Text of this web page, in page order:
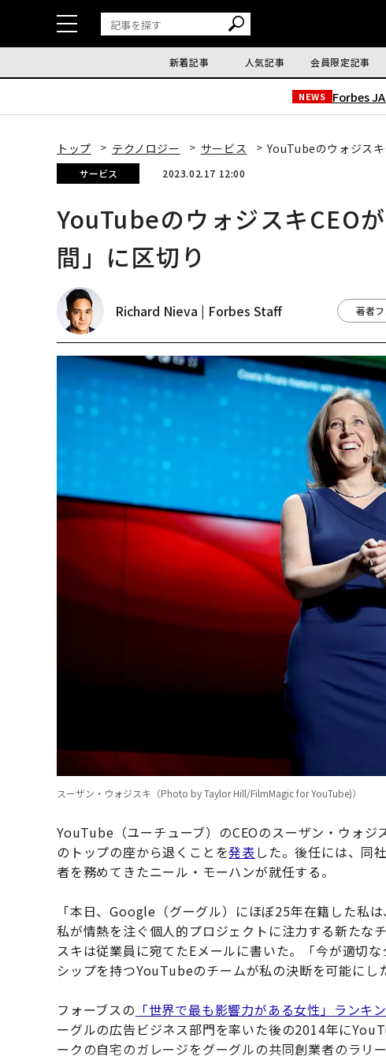
新着記事 人気記事 会員限定記事
NEWS Forbes
トップ テクノロジー サービス YouTubeのウォジス
サービス 2023.02.17 12:00
YouTubeのウォジスキCEO
間」に区切り
Richard Nieva | Forbes Staff 著者
スーザン・ウォジスキ（Photo by Taylor Hill/FilmMagic for YouTube)）
YouTube（ユーチューブ）のCEOのスーザン・ウォ
のトップの座から退くことを発表した。後任には、同
者を務めてきたニール・モーハンが就任する。
「本日、Google（グーグル）にほぼ25年在籍した私
私が情熱を注ぐ個人的プロジェクトに注力する新たな
スキは従業員に宛てたEメールに書いた。「今が適切
シップを持つYouTubeのチームが私の決断を可能にし
フォーブスの 「世界で最も影響力がある女性」ランキ
ーグルの広告ビジネス部門を率いた後の2014年に
ークの自宅のガレージをグーグルの共同創業者のラリ